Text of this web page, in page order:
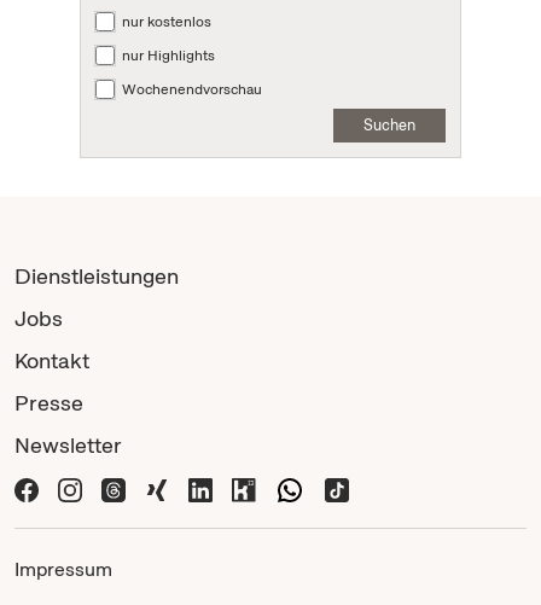
nur kostenlos
nur Highlights
Wochenendvorschau
Suchen
Dienstleistungen
Jobs
Kontakt
Presse
Newsletter
Impressum